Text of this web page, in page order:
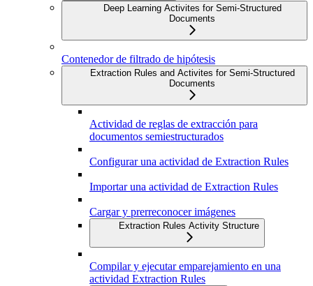
Deep Learning Activites for Semi-Structured
Documents
Contenedor de filtrado de hipótesis
Extraction Rules and Activites for Semi-Structured
Documents
Actividad de reglas de extracción para
documentos semiestructurados
Configurar una actividad de Extraction Rules
Importar una actividad de Extraction Rules
Cargar y prerreconocer imágenes
Extraction Rules Activity Structure
Compilar y ejecutar emparejamiento en una
actividad Extraction Rules